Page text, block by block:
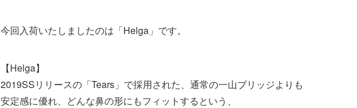
今回入荷いたしましたのは「Helga」です。
【Helga】
2019SSリリースの「Tears」で採用された、通常の一山ブリッジよりも
安定感に優れ、どんな鼻の形にもフィットするという、